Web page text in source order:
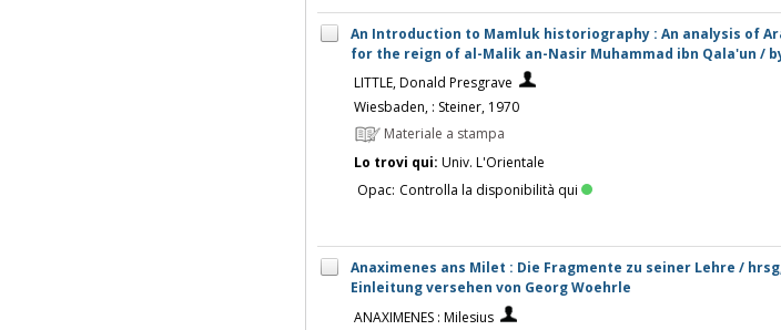
An Introduction to Mamluk historiography : An analysis of
for the reign of al-Malik an-Nasir Muhammad ibn Qala'un /
LITTLE, Donald Presgrave
Wiesbaden, : Steiner, 1970
Materiale a stampa
Lo trovi qui: Univ. L'Orientale
Opac: Controlla la disponibilità qui
Anaximenes ans Milet : Die Fragmente zu seiner Lehre /
Einleitung versehen von Georg Woehrle
ANAXIMENES : Milesius